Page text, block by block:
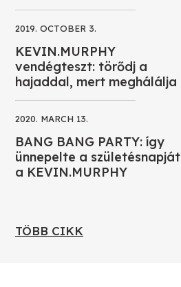
2019. OCTOBER 3.
KEVIN.MURPHY
vendégteszt: törődj a
hajaddal, mert meghálálja
2020. MARCH 13.
BANG BANG PARTY: így
ünnepelte a születésnapját
a KEVIN.MURPHY
TÖBB CIKK